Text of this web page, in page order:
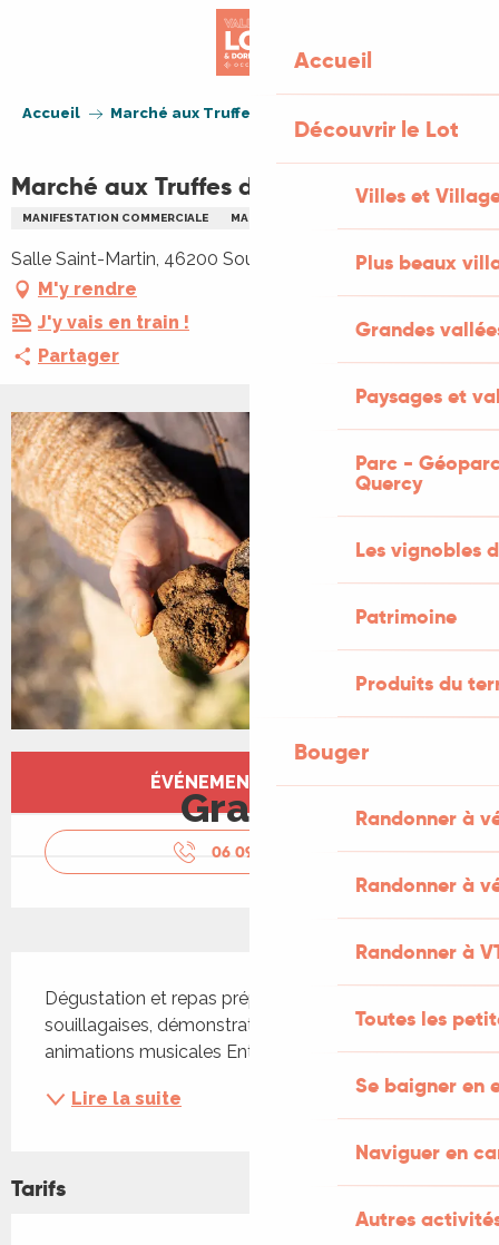
Accueil
Découvrir le Lot
Villes et
Plus beaux
Grandes
Paysages et
Parc -
Quercy
Les vignobles
Patrimoine
Produits du
Bouger
Randonner à
Randonner à
Randonner à
Toutes les
Se baigner en
Naviguer en
Autres
Accueil Marché aux Truffes de Souillac
Marché aux Truffes de Souillac
MANIFESTATION COMMERCIALE MARCHÉ THÉMATIQUE
Salle Saint-Martin, 46200 Souillac
M'y rendre
J'y vais en train !
Partager
Ouverture et coordonnées
ÉVÉNEMENT TERMINÉ
Gratuit
06 09 57 45
Dégustation et repas préparé par les Tables
souillagaises, démonstration de cavage et
animations musicales Entrée libre
Lire la suite
Tarifs